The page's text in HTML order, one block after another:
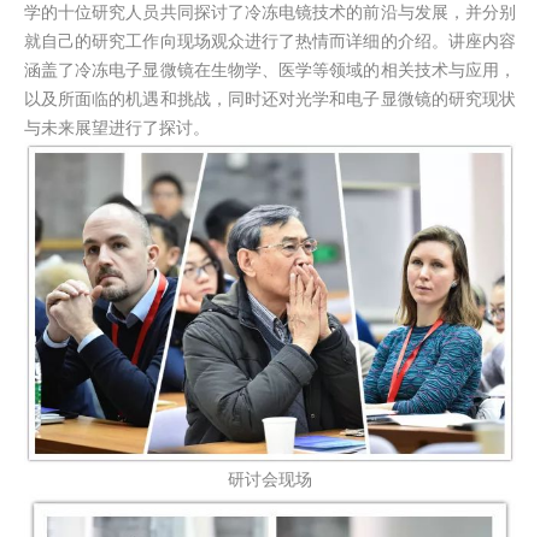
学的十位研究人员共同探讨了冷冻电镜技术的前沿与发展，并分别
就自己的研究工作向现场观众进行了热情而详细的介绍。讲座内容
涵盖了冷冻电子显微镜在生物学、医学等领域的相关技术与应用，
以及所面临的机遇和挑战，同时还对光学和电子显微镜的研究现状
与未来展望进行了探讨。
研讨会现场